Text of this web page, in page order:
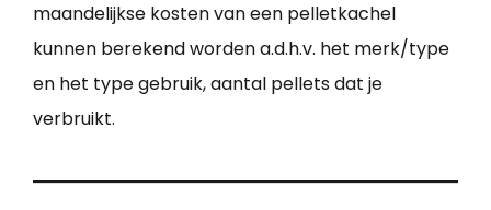
maandelijkse kosten van een pelletkachel
kunnen berekend worden a.d.h.v. het merk/type
en het type gebruik, aantal pellets dat je
verbruikt.